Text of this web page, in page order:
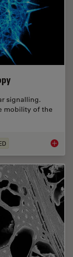
signalling.
mobility of the
Super-